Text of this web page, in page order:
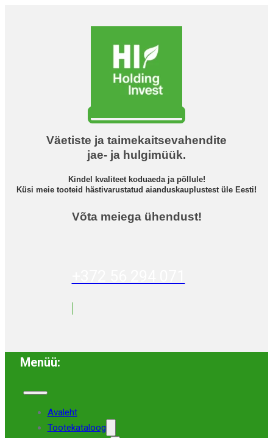
Väetiste ja taimekaitsevahendite
jae- ja hulgimüük.
Kindel kvaliteet koduaeda ja põllule!
Küsi meie tooteid hästivarustatud aianduskauplustest üle Eesti!
Võta meiega ühendust!
Menüü:
Avaleht
Tootekataloog